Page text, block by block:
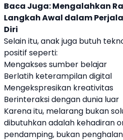
Baca Juga:Mengalahkan
Langkah Awal dalam
Diri
Selain itu, anak juga butuh
positif seperti:
Mengakses sumber belajar
Berlatih keterampilan digital
Mengekspresikan kreativitas
Berinteraksi dengan dunia luar
Karena itu, melarang bukan
dibutuhkan adalah kehadiran
pendamping, bukan